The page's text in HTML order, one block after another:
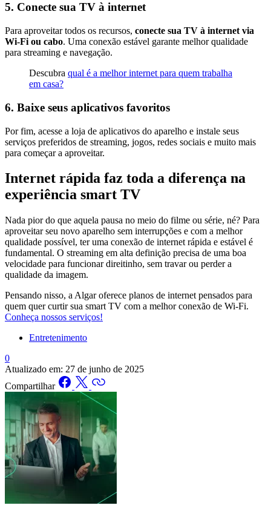
5. Conecte sua TV à internet
Para aproveitar todos os recursos, conecte sua TV à internet via
Wi-Fi ou cabo. Uma conexão estável garante melhor qualidade
para streaming e navegação.
Descubra qual é a melhor internet para quem trabalha
em casa?
6. Baixe seus aplicativos favoritos
Por fim, acesse a loja de aplicativos do aparelho e instale seus
serviços preferidos de streaming, jogos, redes sociais e muito mais
para começar a aproveitar.
Internet rápida faz toda a diferença na
experiência smart TV
Nada pior do que aquela pausa no meio do filme ou série, né? Para
aproveitar seu novo aparelho sem interrupções e com a melhor
qualidade possível, ter uma conexão de internet rápida e estável é
fundamental. O streaming em alta definição precisa de uma boa
velocidade para funcionar direitinho, sem travar ou perder a
qualidade da imagem.
Pensando nisso, a Algar oferece planos de internet pensados para
quem quer curtir sua smart TV com a melhor conexão de Wi-Fi.
Conheça nossos serviços!
Entretenimento
0
Atualizado em: 27 de junho de 2025
Compartilhar